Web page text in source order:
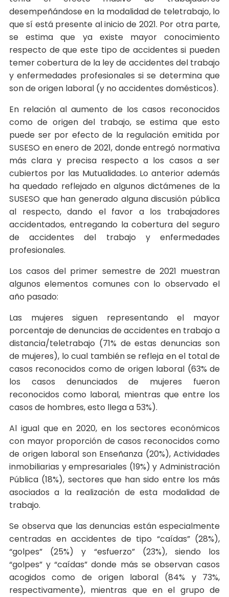
desempeñándose en la modalidad de teletrabajo, lo
que sí está presente al inicio de 2021. Por otra parte,
se estima que ya existe mayor conocimiento
respecto de que este tipo de accidentes si pueden
temer cobertura de la ley de accidentes del trabajo
y enfermedades profesionales si se determina que
son de origen laboral (y no accidentes domésticos).
En relación al aumento de los casos reconocidos
como de origen del trabajo, se estima que esto
puede ser por efecto de la regulación emitida por
SUSESO en enero de 2021, donde entregó normativa
más clara y precisa respecto a los casos a ser
cubiertos por las Mutualidades. Lo anterior además
ha quedado reflejado en algunos dictámenes de la
SUSESO que han generado alguna discusión pública
al respecto, dando el favor a los trabajadores
accidentados, entregando la cobertura del seguro
de accidentes del trabajo y enfermedades
profesionales.
Los casos del primer semestre de 2021 muestran
algunos elementos comunes con lo observado el
año pasado:
Las mujeres siguen representando el mayor
porcentaje de denuncias de accidentes en trabajo a
distancia/teletrabajo (71% de estas denuncias son
de mujeres), lo cual también se refleja en el total de
casos reconocidos como de origen laboral (63% de
los casos denunciados de mujeres fueron
reconocidos como laboral, mientras que entre los
casos de hombres, esto llega a 53%).
Al igual que en 2020, en los sectores económicos
con mayor proporción de casos reconocidos como
de origen laboral son Enseñanza (20%), Actividades
inmobiliarias y empresariales (19%) y Administración
Pública (18%), sectores que han sido entre los más
asociados a la realización de esta modalidad de
trabajo.
Se observa que las denuncias están especialmente
centradas en accidentes de tipo “caídas” (28%),
“golpes” (25%) y “esfuerzo” (23%), siendo los
“golpes” y “caídas” donde más se observan casos
acogidos como de origen laboral (84% y 73%,
respectivamente), mientras que en el grupo de